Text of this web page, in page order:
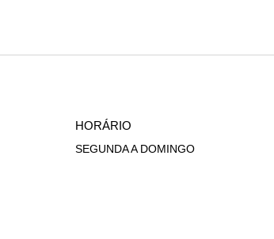
HORÁRIO
SEGUNDA A DOMINGO